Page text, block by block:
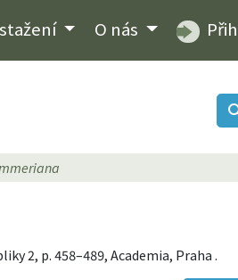
O nás
2, p. 458–489, Academia, Praha .